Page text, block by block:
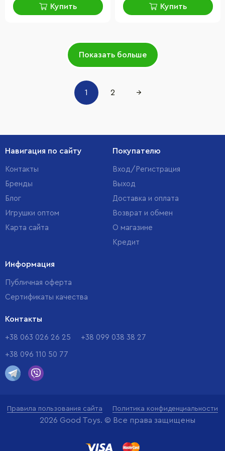
Купить Купить
Показать больше
1 2 →
Навигация по сайту
Контакты
Бренды
Блог
Игрушки оптом
Карта сайта
Покупателю
Вход/Регистрация
Выход
Доставка и оплата
Возврат и обмен
О магазине
Кредит
Информация
Публичная оферта
Сертификаты качества
Контакты
+38 063 026 26 25 +38 099 038 38 27
+38 096 110 50 77
Правила пользования сайта Политика конфиденциальности
2026 Good Toys. © Все права защищены